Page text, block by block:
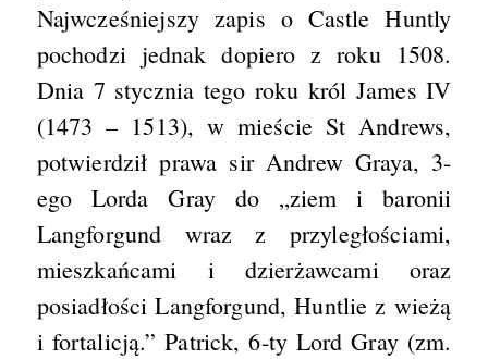
Najwcześniejszy zapis o Castle Huntly
pochodzi jednak dopiero z roku 1508.
Dnia 7 stycznia tego roku król James IV
(1473 – 1513), w mieście St Andrews,
potwierdził prawa sir Andrew Graya, 3-
ego Lorda Gray do „ziem i baronii
Langforgund wraz z przyległościami,
mieszkańcami i dzierżawcami oraz
posiadłości Langforgund, Huntlie z wieżą
i fortalicją.” Patrick, 6-ty Lord Gray (zm.